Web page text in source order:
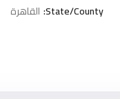
State/County: القاهرة